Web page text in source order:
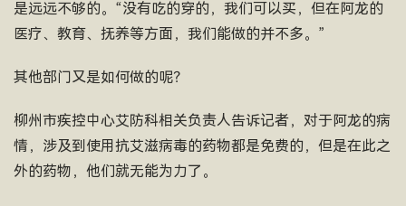
是远远不够的。“没有吃的穿的，我们可以买，但在阿龙的
医疗、教育、抚养等方面，我们能做的并不多。”
其他部门又是如何做的呢？
柳州市疾控中心艾防科相关负责人告诉记者，对于阿龙的病
情，涉及到使用抗艾滋病毒的药物都是免费的，但是在此之
外的药物，他们就无能为力了。